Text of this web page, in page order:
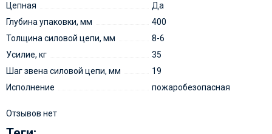
Цепная
Да
Глубина упаковки, мм
400
Толщина силовой цепи, мм
8-6
Усилие, кг
35
Шаг звена силовой цепи, мм
19
Исполнение
пожаробезопасная
Отзывов нет